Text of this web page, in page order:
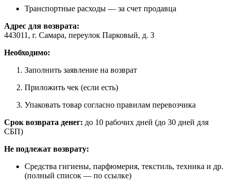
Транспортные расходы — за счет продавца
Адрес для возврата:
443011, г. Самара, переулок Парковый, д. 3
Необходимо:
Заполнить заявление на возврат
Приложить чек (если есть)
Упаковать товар согласно правилам перевозчика
Срок возврата денег: до 10 рабочих дней (до 30 дней для
СБП)
Не подлежат возврату:
Средства гигиены, парфюмерия, текстиль, техника и др.
(полный список — по ссылке)